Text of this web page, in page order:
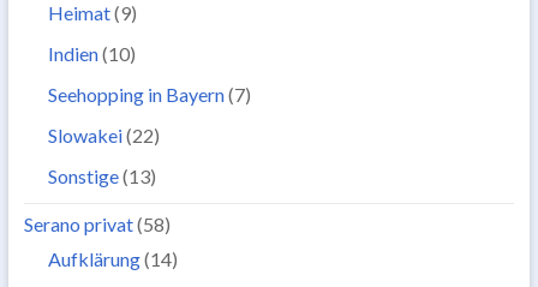
Heimat(9)
Indien(10)
Seehopping in Bayern(7)
Slowakei(22)
Sonstige(13)
Serano privat(58)
Aufklärung(14)